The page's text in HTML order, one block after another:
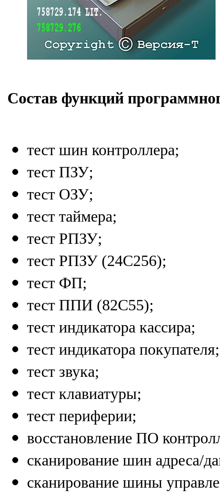
Состав функций
тест шин контроллера;
тест ПЗУ;
тест ОЗУ;
тест таймера;
тест РПЗУ;
тест РПЗУ (24С256);
тест ФП;
тест ППИ (82С55);
тест индикатора кассира;
тест индикатора покупателя;
тест звука;
тест клавиатуры;
тест периферии;
восстановление ПО
сканирование шин адреса/
сканирование шины